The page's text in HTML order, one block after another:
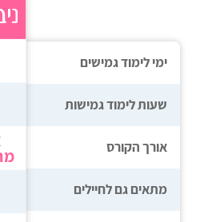
ממליצים
הכנה
למבחני
לעבודה
רווח
ימי לימוד גמישים
שעות לימוד גמישות
אורך הקורס
מתאים גם לחיילים